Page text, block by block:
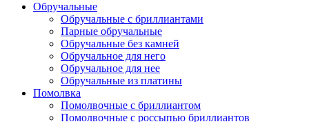
Обручальные
Обручальные с бриллиантами
Парные обручальные
Обручальные без камней
Обручальное для него
Обручальное для нее
Обручальные из платины
Помолвка
Помолвочные с бриллиантом
Помолвочные с россыпью бриллиантов